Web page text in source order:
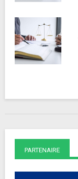
PARTENAIRE